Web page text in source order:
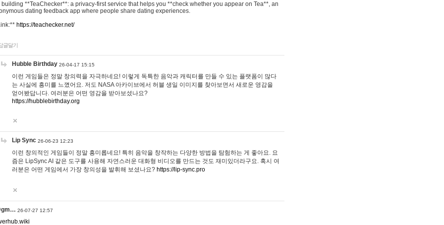
building **TeaChecker**: a privacy-first service that helps you **check whether you appear on Tea**, an
dating feedback app where people share dating experiences.
https://teachecker.net/
글달기
Hubble Birthday 26-04-17 15:15
이런 게임들은 정말 창의력을 자극하네요! 이렇게 독특한 음악과 캐릭터를 만들 수 있는 플랫폼이 많다
는 사실에 흥미를 느꼈어요. 저도 NASA 아카이브에서 허블 생일 이미지를 찾아보면서 새로운 영감을
얻어봤답니다. 여러분은 어떤 영감을 받아보셨나요?
https://hubblebirthday.org
Lip Sync 26-06-23 12:23
이런 창의적인 게임들이 정말 흥미롭네요! 특히 음악을 창작하는 다양한 방법을 탐험하는 게 좋아요. 요
즘은 LipSync AI 같은 도구를 사용해 자연스러운 대화형 비디오를 만드는 것도 재미있더라구요. 혹시 여
러분은 어떤 게임에서 가장 창의성을 발휘해 보셨나요? https://lip-sync.pro
26-07-27 12:57